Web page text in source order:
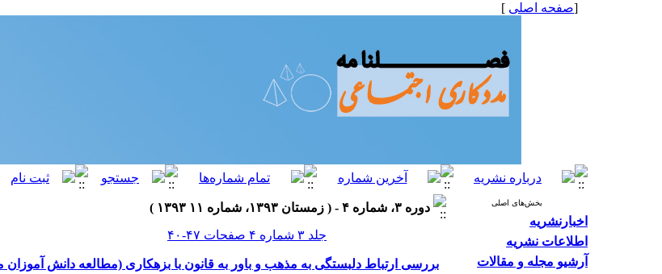
[صفحه اصلی ]
بخش‌های اصلی
اخبارنشریه
اطلاعات نشریه
آرشیو مجله و مقالات
دوره ۳، شماره ۴ - ( زمستان ۱۳۹۳، شماره ۱۱ ۱۳۹۳ )
جلد ۳ شماره ۴ صفحات ۴۷-۴۰
بررسی ارتباط دلبستگی به مذهب و باور به قانون با بزهکاری (مطالعه دانش